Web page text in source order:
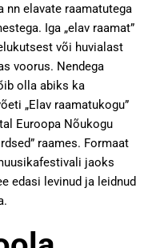
nn elavate raamatutega
Iga „elav raamat”
või huvialast
voorus. Nendega
olla abiks ka
„Elav raamatukogu”
Euroopa Nõukogu
raames. Formaat
jaoks
edasi levinud ja leidnud